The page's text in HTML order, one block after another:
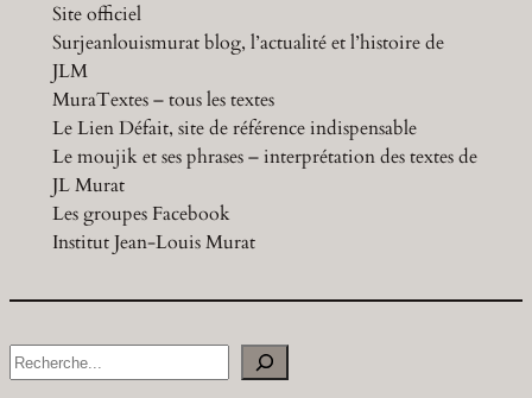
Site officiel
Surjeanlouismurat blog, l’actualité et l’histoire de
JLM
MuraTextes – tous les textes
Le Lien Défait, site de référence indispensable
Le moujik et ses phrases – interprétation des textes de
JL Murat
Les groupes Facebook
Institut Jean-Louis Murat
S